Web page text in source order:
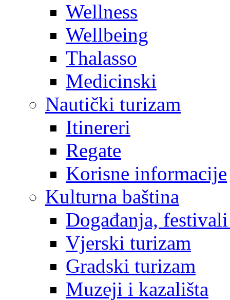
Wellness
Wellbeing
Thalasso
Medicinski
Nautički turizam
Itinereri
Regate
Korisne informacije
Kulturna baština
Događanja,
Vjerski turizam
Gradski turizam
Muzeji i kazališta